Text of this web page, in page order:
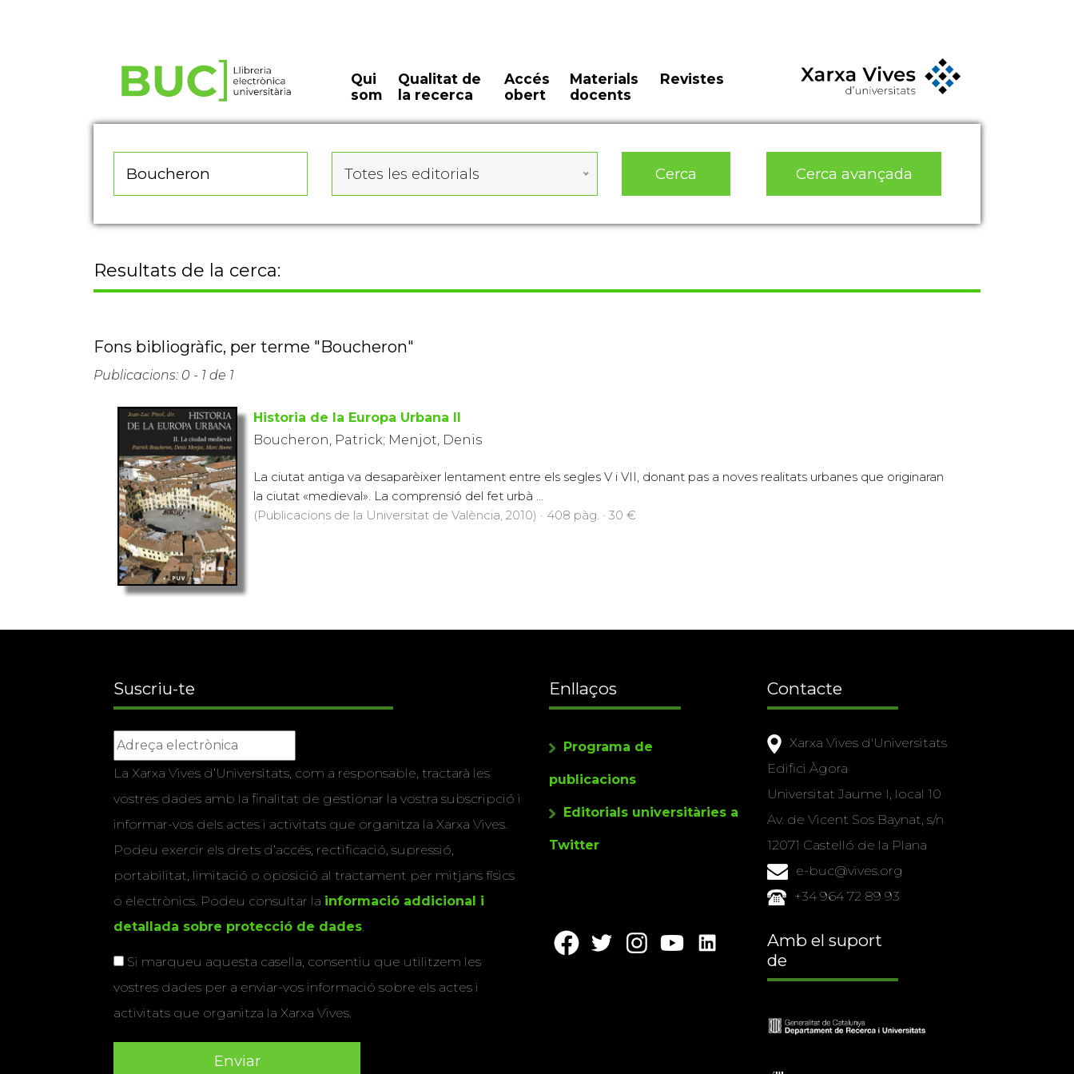
Qui
som
Qualitat de
la recerca
Accés
obert
Materials
docents
Revistes
Totes les editorials Cerca Cerca avançada
Resultats de la cerca:
Fons bibliogràfic, per terme "Boucheron"
Publicacions: 0 - 1 de 1
Historia de la Europa Urbana II
Boucheron, Patrick; Menjot, Denis
La ciutat antiga va desaparèixer lentament entre els segles V i VII, donant pas a noves realitats urbanes que originaran
la ciutat «medieval». La comprensió del fet urbà ...
(Publicacions de la Universitat de València, 2010) · 408 pàg. · 30 €
Suscriu-te
La Xarxa Vives d’Universitats, com a responsable, tractarà les
vostres dades amb la finalitat de gestionar la vostra subscripció i
informar-vos dels actes i activitats que organitza la Xarxa Vives.
Podeu exercir els drets d’accés, rectificació, supressió,
portabilitat, limitació o oposició al tractament per mitjans físics
o electrònics. Podeu consultar la informació addicional i
detallada sobre protecció de dades.
Si marqueu aquesta casella, consentiu que utilitzem les
vostres dades per a enviar-vos informació sobre els actes i
activitats que organitza la Xarxa Vives.
Enllaços
Programa de
publicacions
Editorials universitàries a
Twitter
Contacte
Xarxa Vives d'Universitats
Edifici Àgora
Universitat Jaume I, local 10
Av. de Vicent Sos Baynat, s/n
12071 Castelló de la Plana
e-buc@vives.org
+34 964 72 89 93
Amb el suport
de